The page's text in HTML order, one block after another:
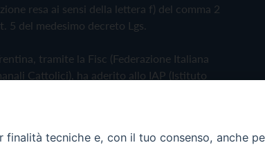
resa ai sensi della lettera f) del comma 2
5 del medesimo decreto Lgs.
tramite la Fisc (Federazione Italiana
Cattolici), ha aderito allo IAP (Istituto
Policy Cookie Policy
tecniche e, con il tuo consenso, anche